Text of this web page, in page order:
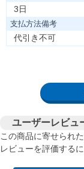
3日
支払方法備考
代引き不可
ユーザーレビュ
この商品に寄せられ
レビューを評価する